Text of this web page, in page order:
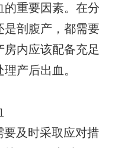
的重要因素。在分
是剖腹产，都需要
内应该配备充足
产后出血。
要及时采取应对措